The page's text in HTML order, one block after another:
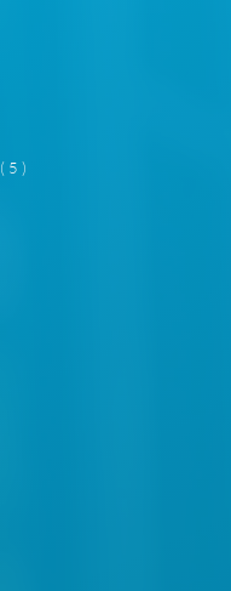
( 5 )